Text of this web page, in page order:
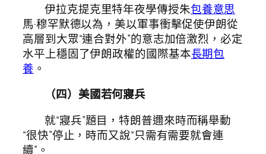
伊拉克提克里特年夜學傳授朱包養意思
馬·穆罕默德以為，美以軍事衝擊促使伊朗從
高層到大眾“連合對外”的意志加倍激烈，必定
水平上穩固了伊朗政權的國際基本長期包
養 。
（四）美國若何寢兵
就“寢兵”題目，特朗普邇來時而稱舉動
“很快”停止，時而又說“只需有需要就會連
續”。